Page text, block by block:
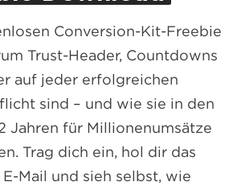
Conversion-Kit-Freebie
Trust-Header, Countdowns
auf jeder erfolgreichen
sind – und wie sie in den
Jahren für Millionenumsätze
Trag dich ein, hol dir das
Mail und sieh selbst, wie